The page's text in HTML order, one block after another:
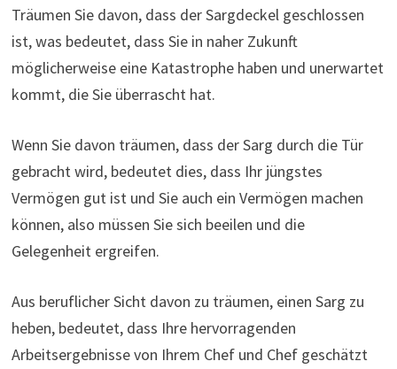
Träumen Sie davon, dass der Sargdeckel geschlossen
ist, was bedeutet, dass Sie in naher Zukunft
möglicherweise eine Katastrophe haben und unerwartet
kommt, die Sie überrascht hat.
Wenn Sie davon träumen, dass der Sarg durch die Tür
gebracht wird, bedeutet dies, dass Ihr jüngstes
Vermögen gut ist und Sie auch ein Vermögen machen
können, also müssen Sie sich beeilen und die
Gelegenheit ergreifen.
Aus beruflicher Sicht davon zu träumen, einen Sarg zu
heben, bedeutet, dass Ihre hervorragenden
Arbeitsergebnisse von Ihrem Chef und Chef geschätzt